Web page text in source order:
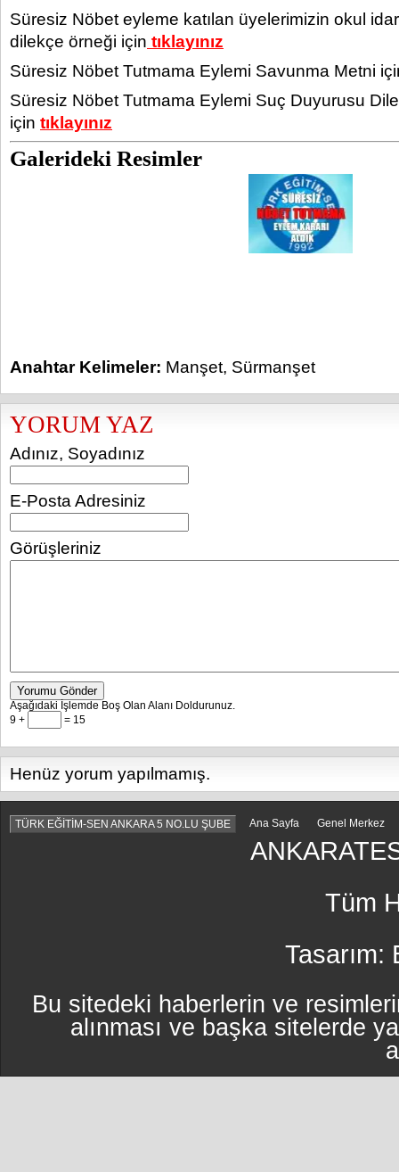
Süresiz Nöbet eyleme katılan üyelerimizin okul
dilekçe örneği için tıklayınız
Süresiz Nöbet Tutmama Eylemi Savunma Metni
Süresiz Nöbet Tutmama Eylemi Suç Duyurusu
için tıklayınız
Galerideki Resimler
Anahtar Kelimeler: Manşet, Sürmanşet
YORUM YAZ
Adınız, Soyadınız
E-Posta Adresiniz
Görüşleriniz
Yorumu Gönder
Aşağıdaki İşlemde Boş Olan Alanı Doldurunuz.
9 +
= 15
Henüz yorum yapılmamış.
TÜRK EĞİTİM-SEN ANKARA 5 NO.LU ŞUBE Ana Sayfa Genel Merkez
Tüm
Tasarım:
Bu sitedeki haberlerin ve
alınması ve başka sitelerde